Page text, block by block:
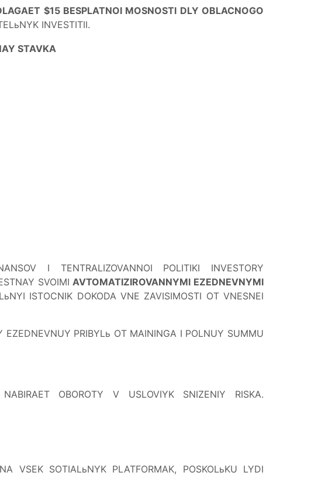
$15 BESPLATNOI MOSNOSTI DLY OBLACNOGO
INVESTITII.
STAVKA
I TENTRALIZOVANNOI POLITIKI INVESTORY
SVOIMIAVTOMATIZIROVANNYMI EZEDNEVNYMI
ISTOCNIK DOKODA VNE ZAVISIMOSTI OT VNESNEI
EZEDNEVNUY PRIBYLь OT MAININGA I POLNUY SUMMU
OBOROTY V USLOVIYK SNIZENIY RISKA.
VSEK SOTIALьNYK PLATFORMAK, POSKOLьKU LYDI